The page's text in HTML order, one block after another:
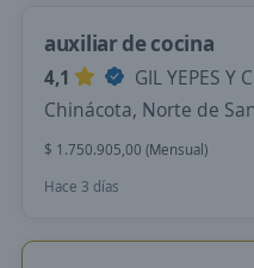
auxiliar de cocina
4,1
GIL YEPES Y
Chinácota, Norte de
$ 1.750.905,00 (Mensual)
Hace 3 días